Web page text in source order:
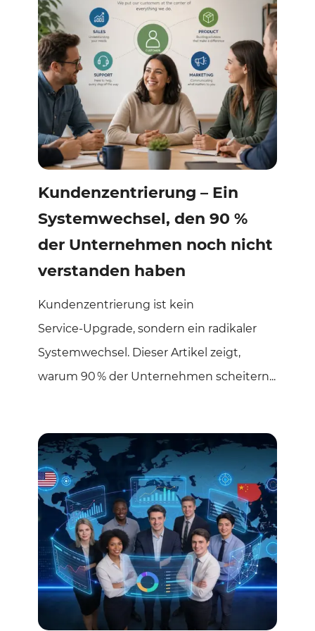
Kundenzentrierung – Ein
Systemwechsel, den 90 %
der Unternehmen noch nicht
verstanden haben
Kundenzentrierung ist kein
Service‑Upgrade, sondern ein radikaler
Systemwechsel. Dieser Artikel zeigt,
warum 90 % der Unternehmen scheitern...